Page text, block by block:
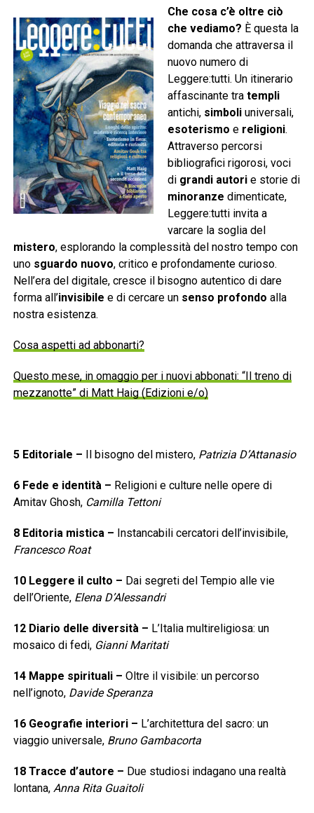
Che cosa c’è oltre ciò
che vediamo? È questa la
domanda che attraversa il
nuovo numero di
Leggere:tutti. Un itinerario
affascinante tra templi
antichi, simboliuniversali,
esoterismo e religioni.
Attraverso percorsi
bibliografici rigorosi, voci
di grandi autorie storie di
minoranze dimenticate,
Leggere:tutti invita a
varcare la soglia del
mistero, esplorando la complessità del nostro tempo con
uno sguardo nuovo, critico e profondamente curioso.
Nell’era del digitale, cresce il bisogno autentico di dare
forma all’invisibile e di cercare un senso profondo alla
nostra esistenza.
Cosa aspetti ad abbonarti?
Questo mese, in omaggio per i nuovi abbonati: “Il treno di
mezzanotte” di Matt Haig (Edizioni e/o)
5 Editoriale – Il bisogno del mistero, Patrizia D’Attanasio
6 Fede e identità – Religioni e culture nelle opere di
Amitav Ghosh, Camilla Tettoni
8 Editoria mistica – Instancabili cercatori dell’invisibile,
Francesco Roat
10 Leggere il culto – Dai segreti del Tempio alle vie
dell’Oriente, Elena D’Alessandri
12 Diario delle diversità – L’Italia multireligiosa: un
mosaico di fedi, Gianni Maritati
14 Mappe spirituali– Oltre il visibile: un percorso
nell’ignoto, Davide Speranza
16 Geografie interiori– L’architettura del sacro: un
viaggio universale, Bruno Gambacorta
18 Tracce d’autore – Due studiosi indagano una realtà
lontana, Anna Rita Guaitoli